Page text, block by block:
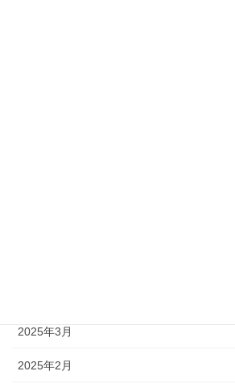
2025年3月
2025年2月